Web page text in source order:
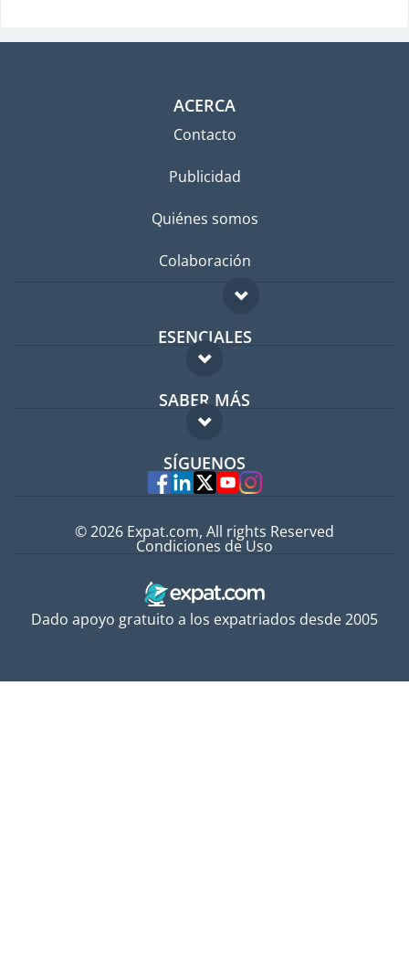
ACERCA
Contacto
Publicidad
Quiénes somos
Colaboración
ESENCIALES
Foro para expatriados
Guía para expatriados
Trabajos en el extranjero
SABER MÁS
FAQ
Expertos
SÍGUENOS
Dado apoyo gratuito a los expatriados desde 2005
© 2026 Expat.com, All rights Reserved
Condiciones de Uso